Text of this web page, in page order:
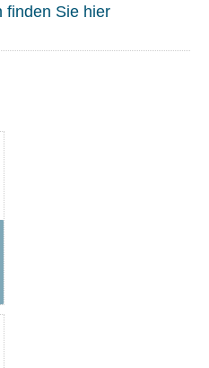
finden Sie hier